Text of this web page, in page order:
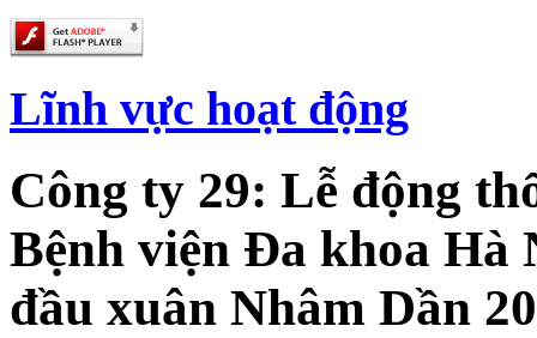
Lĩnh vực hoạt động
Công ty 29: Lễ động
Bệnh viện Đa khoa Hà
đầu xuân Nhâm Dần